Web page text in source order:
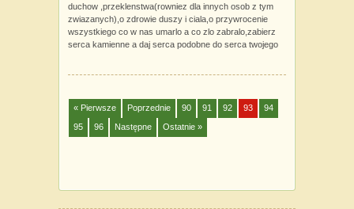
duchow ,przeklenstwa(rowniez dla innych osob z tym
zwiazanych),o zdrowie duszy i ciala,o przywrocenie
wszystkiego co w nas umarlo a co zlo zabralo,zabierz
serca kamienne a daj serca podobne do serca twojego
« Pierwsze Poprzednie 90 91 92 93
94
95
96 Następne Ostatnie »